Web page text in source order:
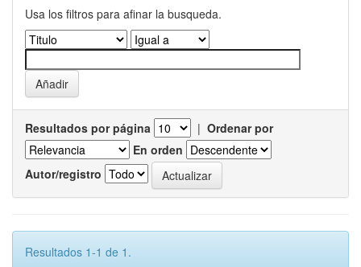
Usa los filtros para afinar la busqueda.
Resultados por página | Ordenar por
En orden
Autor/registro
Resultados 1-1 de 1.